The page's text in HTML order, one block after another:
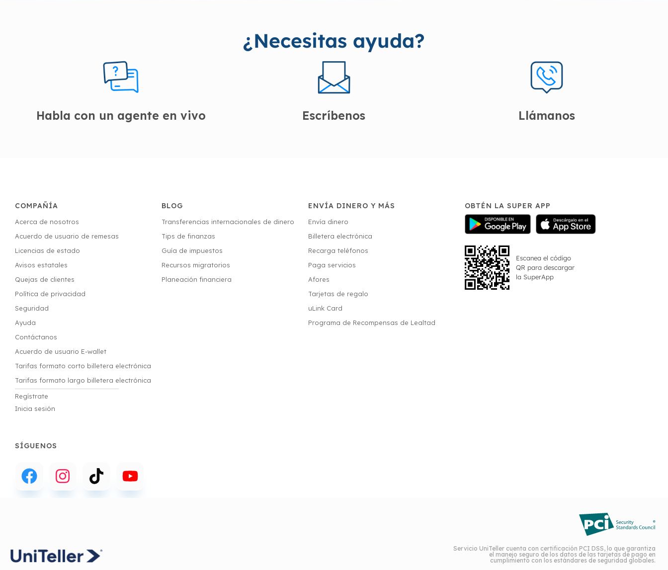
¿Necesitas ayuda?
Habla con un agente en vivo Escríbenos Llámanos
COMPAÑÍA
Acerca de nosotros
Acuerdo de usuario de remesas
Licencias de estado
Avisos estatales
Quejas de clientes
Política de privacidad
Seguridad
Ayuda
Contáctanos
Acuerdo de usuario E-wallet
Tarifas formato corto billetera electrónica
Tarifas formato largo billetera electrónica
Regístrate
Inicia sesión
BLOG
Transferencias internacionales de dinero
Tips de finanzas
Guía de impuestos
Recursos migratorios
Planeación financiera
ENVÍA DINERO Y MÁS
Envía dinero
Billetera electrónica
Recarga teléfonos
Paga servicios
Afores
Tarjetas de regalo
uLink Card
Programa de Recompensas de Lealtad
OBTÉN LA SUPER APP
Escanea el código
QR para descargar
la SuperApp
SÍGUENOS
Servicio UniTeller cuenta con certificación PCI DSS, lo que garantiza
el manejo seguro de los datos de las tarjetas de pago en
cumplimiento con los estándares de seguridad globales.